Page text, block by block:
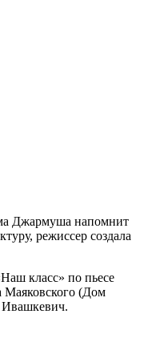
Джармуша напомнит
режиссер создала
класс» по пьесе
Маяковского (Дом
Ивашкевич.